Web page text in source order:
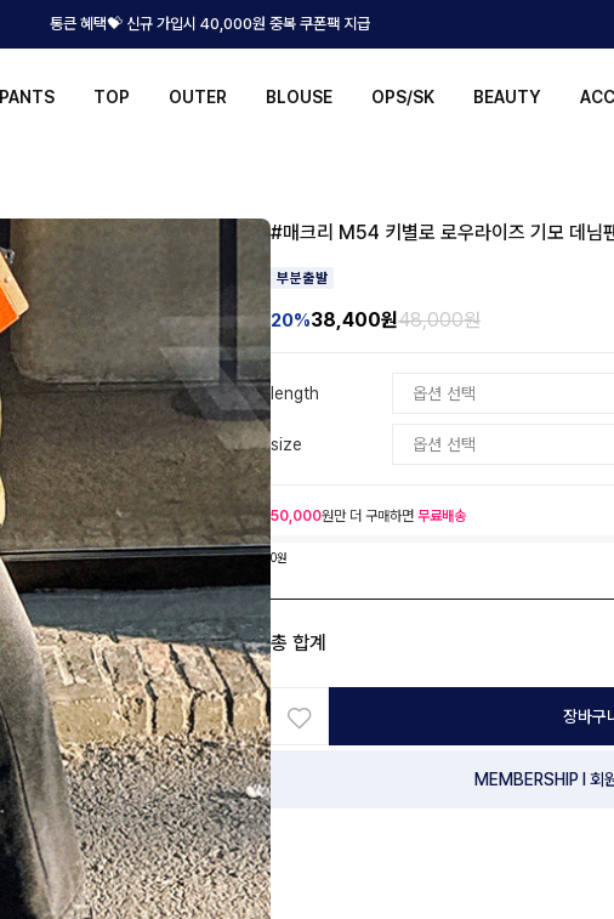
통큰 혜택💝 신규 가입시 40,000원 중복 쿠폰팩 지급
PANTS TOP OUTER BLOUSE OPS/SK BEAUTY ACC
#매크리 M54 키별로 로우라이즈 기모 데님
20%38,400원48,000원
length
size
50,000원만 더 구매하면 무료배송
0원
총 합계
장바구
MEMBERSHIP l 회